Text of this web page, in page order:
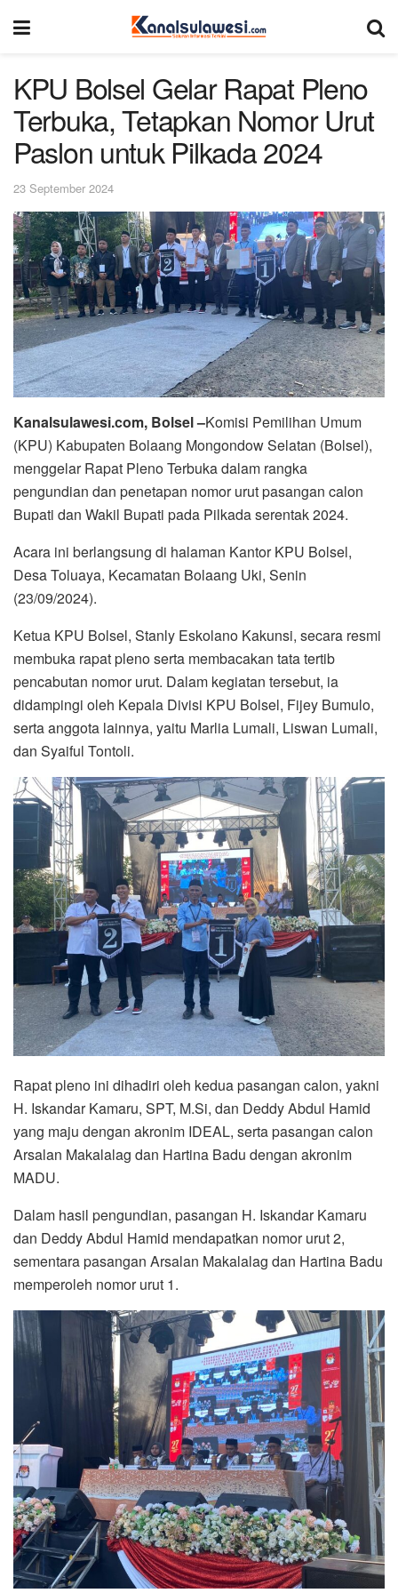
KPU Bolsel Gelar Rapat Pleno
Terbuka, Tetapkan Nomor Urut
Paslon untuk Pilkada 2024
23 September 2024
Kanalsulawesi.com, Bolsel –Komisi Pemilihan Umum
(KPU) Kabupaten Bolaang Mongondow Selatan (Bolsel),
menggelar Rapat Pleno Terbuka dalam rangka
pengundian dan penetapan nomor urut pasangan calon
Bupati dan Wakil Bupati pada Pilkada serentak 2024.
Acara ini berlangsung di halaman Kantor KPU Bolsel,
Desa Toluaya, Kecamatan Bolaang Uki, Senin
(23/09/2024).
Ketua KPU Bolsel, Stanly Eskolano Kakunsi, secara resmi
membuka rapat pleno serta membacakan tata tertib
pencabutan nomor urut. Dalam kegiatan tersebut, ia
didampingi oleh Kepala Divisi KPU Bolsel, Fijey Bumulo,
serta anggota lainnya, yaitu Marlia Lumali, Liswan Lumali,
dan Syaiful Tontoli.
Rapat pleno ini dihadiri oleh kedua pasangan calon, yakni
H. Iskandar Kamaru, SPT, M.Si, dan Deddy Abdul Hamid
yang maju dengan akronim IDEAL, serta pasangan calon
Arsalan Makalalag dan Hartina Badu dengan akronim
MADU.
Dalam hasil pengundian, pasangan H. Iskandar Kamaru
dan Deddy Abdul Hamid mendapatkan nomor urut 2,
sementara pasangan Arsalan Makalalag dan Hartina Badu
memperoleh nomor urut 1.